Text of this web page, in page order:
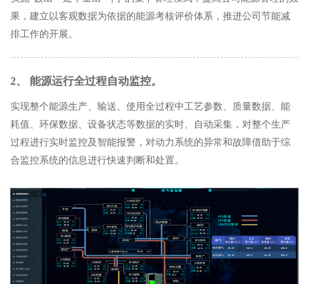
果，建立以客观数据为依据的能源考核评价体系，推进公司节能减
排工作的开展。
2、 能源运行全过程自动监控。
实现整个能源生产、输送、使用全过程中工艺参数、质量数据、能
耗值、环保数据、设备状态等数据的实时、自动采集，对整个生产
过程进行实时监控及智能报警，对动力系统的异常和故障借助于综
合监控系统的信息进行快速判断和处置。